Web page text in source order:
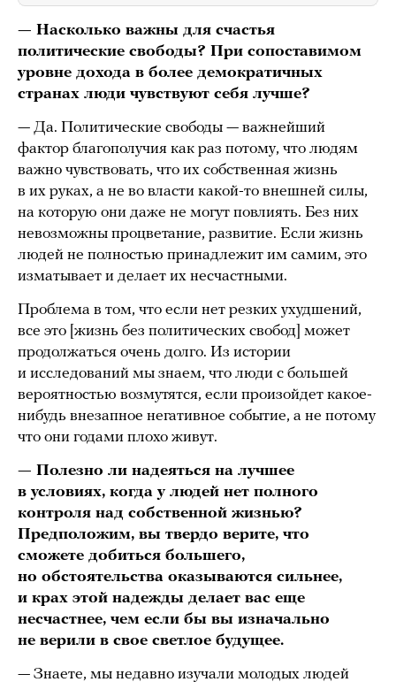
— Насколько важны для счастья
политические свободы? При сопоставимом
уровне дохода в более демократичных
странах люди чувствуют себя лучше?
— Да. Политические свободы — важнейший
фактор благополучия как раз потому, что людям
важно чувствовать, что их собственная жизнь
в их руках, а не во власти какой-то внешней силы,
на которую они даже не могут повлиять. Без них
невозможны процветание, развитие. Если жизнь
людей не полностью принадлежит им самим, это
изматывает и делает их несчастными.
Проблема в том, что если нет резких ухудшений,
все это [жизнь без политических свобод] может
продолжаться очень долго. Из истории
и исследований мы знаем, что люди с большей
вероятностью возмутятся, если произойдет какое-
нибудь внезапное негативное событие, а не потому
что они годами плохо живут.
— Полезно ли надеяться на лучшее
в условиях, когда у людей нет полного
контроля над собственной жизнью?
Предположим, вы твердо верите, что
сможете добиться большего,
но обстоятельства оказываются сильнее,
и крах этой надежды делает вас еще
несчастнее, чем если бы вы изначально
не верили в свое светлое будущее.
— Знаете, мы недавно изучали молодых людей